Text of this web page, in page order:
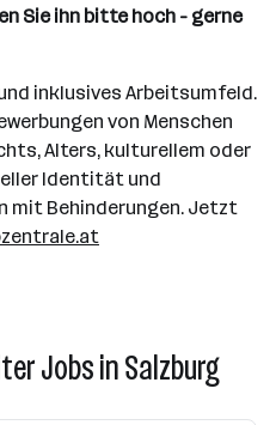
Sie ihn bitte hoch - gerne
inklusives Arbeitsumfeld.
von Menschen
Alters, kulturellem oder
Identität und
mit Behinderungen. Jetzt
Jobs in Salzburg